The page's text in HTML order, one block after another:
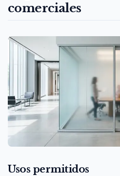
comerciales
Usos permitidos